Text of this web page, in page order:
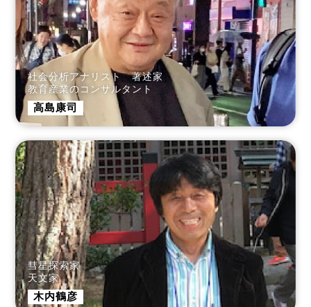
社会分析アナリスト 著述家
教育産業のコンサルタント
高島康司
彗星探索家
天文家
木内鶴彦